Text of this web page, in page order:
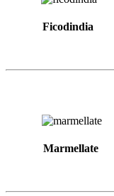
Ficodindia
Marmellate